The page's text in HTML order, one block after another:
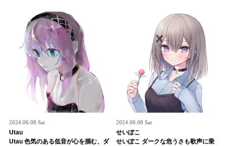
2024.06.08 Sat
Utau
Utau 色気のある低音が心を掴む、ダ
2024.06.08 Sat
せいぽこ
せいぽこ ダークな危うさも歌声に乗